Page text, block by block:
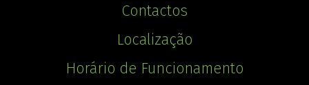
Contactos
Localização
Horário de Funcionamento